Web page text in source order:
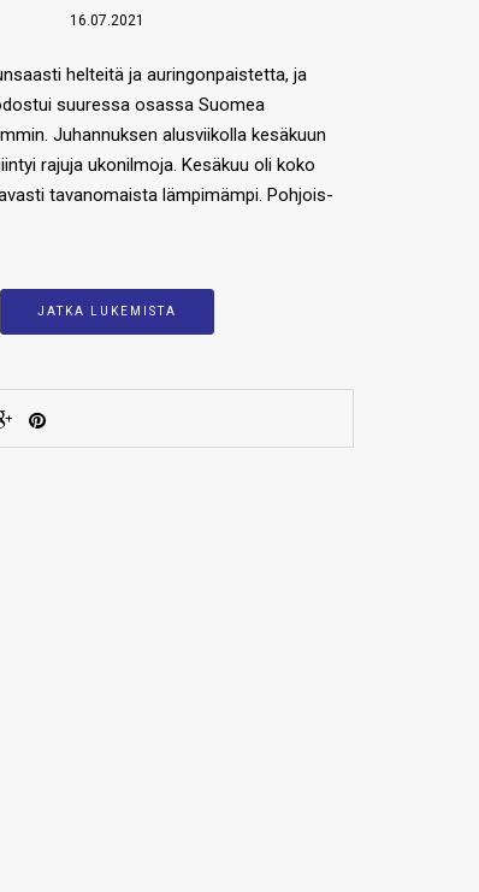
16.07.2021
helteitä ja auringonpaistetta, ja
suuressa osassa Suomea
Juhannuksen alusviikolla kesäkuun
rajuja ukonilmoja. Kesäkuu oli koko
tavanomaista lämpimämpi. Pohjois-
JATKA LUKEMISTA